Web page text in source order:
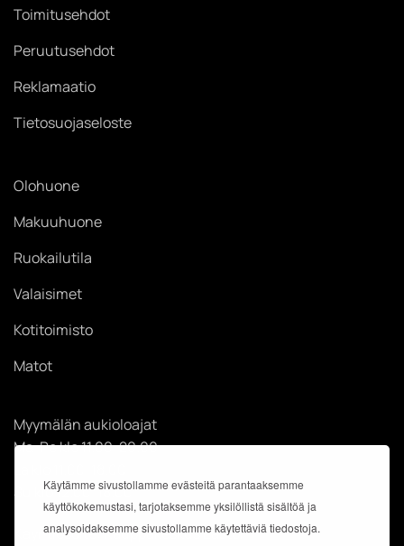
Käytämme sivustollamme evästeitä parantaaksemme
käyttökokemustasi, tarjotaksemme yksilöllistä sisältöä ja
analysoidaksemme sivustollamme käytettäviä tiedostoja.
Toimitusehdot
Peruutusehdot
Reklamaatio
Tietosuojaseloste
Olohuone
Makuuhuone
Ruokailutila
Valaisimet
Kotitoimisto
Matot
Myymälän aukioloajat
Ma-Pe klo 11.00-20.00
Su klo 12.00-18.00
Käyntiosoite: Kauppakeskus Easton